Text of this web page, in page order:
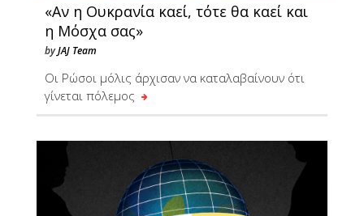
«Αν η Ουκρανία καεί, τότε θα καεί και
η Μόσχα σας»
byJAJ Team
Οι Ρώσοι μόλις άρχισαν να καταλαβαίνουν ότι
γίνεται πόλεμος